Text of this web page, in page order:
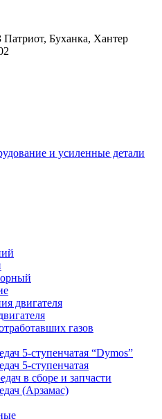
Патриот, Буханка, Хантер
и усиленные детали
двигателя
газов
5-ступенчатая “Dymos”
5-ступенчатая
в сборе и запчасти
(Арзамас)